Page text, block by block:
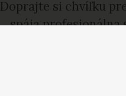
Doprajte si chvíľku
spája profesionálna
ošetrenia pleti
pigmentových škvŕn